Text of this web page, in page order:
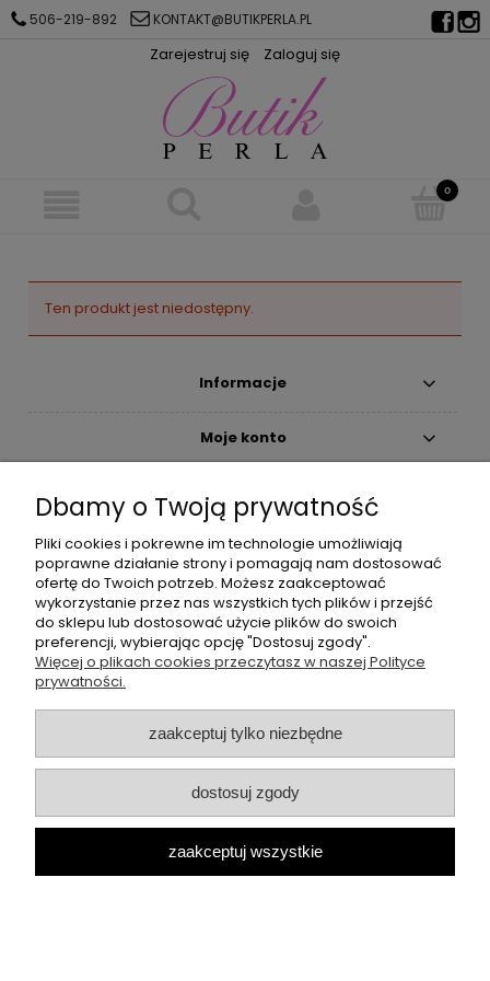
506-219-892 KONTAKT@BUTIKPERLA.PL
Zarejestruj się Zaloguj się
Ten produkt jest niedostępny.
Informacje
Moje konto
Płatności i dostawa
O nas
Butikperla.pl- oferujemy swetry, bluzki, spodnie oraz halki
polskich producentów, takich jak: cocomore, lila lou.
Sklep internetowy Butik Perla | ul. Przemysłowa 11, 42-262
Kolonia Borek |
NIP: 6423150603 | REGON: 389764606
pokaż pełną wersję strony
Dbamy o Twoją prywatność
Pliki cookies i pokrewne im technologie umożliwiają
poprawne działanie strony i pomagają nam dostosować
ofertę do Twoich potrzeb. Możesz zaakceptować
wykorzystanie przez nas wszystkich tych plików i przejść
do sklepu lub dostosować użycie plików do swoich
preferencji, wybierając opcję "Dostosuj zgody".
Więcej o plikach cookies przeczytasz w naszej Polityce
prywatności.
zaakceptuj tylko niezbędne
dostosuj zgody
zaakceptuj wszystkie